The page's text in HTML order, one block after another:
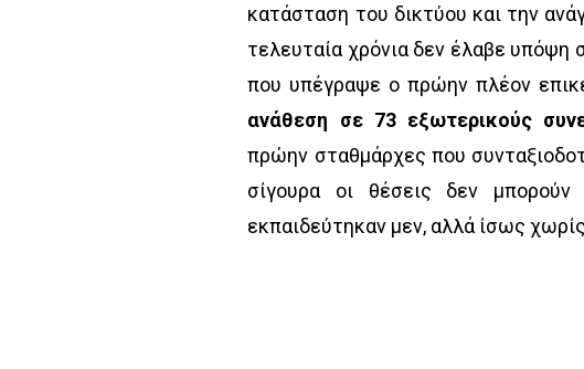
κατάσταση του δικτύου και την
τελευταία χρόνια δεν έλαβε υπόψη
που υπέγραψε ο πρώην πλέον
ανάθεση σε 73 εξωτερικούς
πρώην σταθμάρχες που
σίγουρα οι θέσεις δεν
εκπαιδεύτηκαν μεν, αλλά ίσως